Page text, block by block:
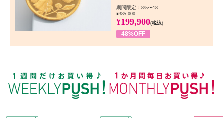
期間限定：8/5〜18
¥385,000
¥199,900(税込)
48%OFF